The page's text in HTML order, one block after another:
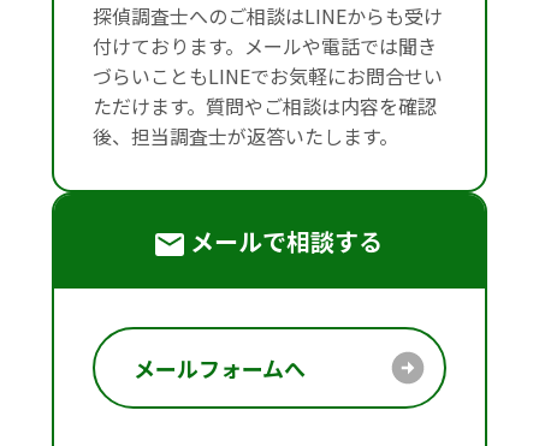
探偵調査士へのご相談はLINEからも受け
付けております。メールや電話では聞き
づらいこともLINEでお気軽にお問合せい
ただけます。質問やご相談は内容を確認
後、担当調査士が返答いたします。
メールで相談する
メールフォームへ